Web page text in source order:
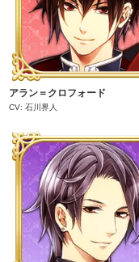
アラン＝クロフォード
CV: 石川界人